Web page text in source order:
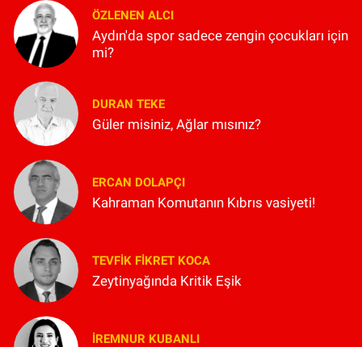
ÖZLENEN ALCI
Aydın'da spor sadece zengin çocukları için
mi?
DURAN TEKE
Güler misiniz, Ağlar mısınız?
ERCAN DOLAPÇI
Kahraman Komutanın Kıbrıs vasiyeti!
TEVFIK FIKRET KOCA
Zeytinyağında Kritik Eşik
İREMNUR KUBANLI